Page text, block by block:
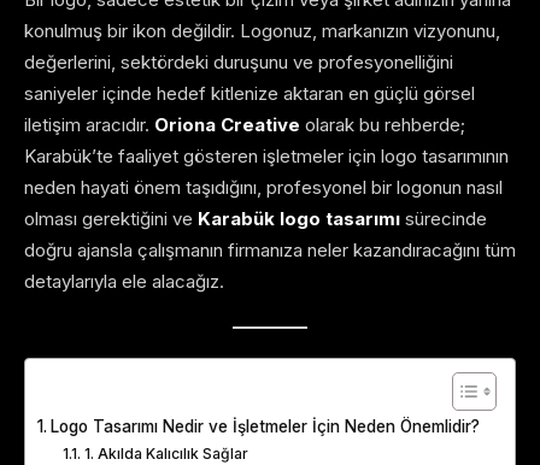
konulmuş bir ikon değildir. Logonuz, markanızın vizyonunu,
değerlerini, sektördeki duruşunu ve profesyonelliğini
saniyeler içinde hedef kitlenize aktaran en güçlü görsel
iletişim aracıdır. Oriona Creative olarak bu rehberde;
Karabük’te faaliyet gösteren işletmeler için logo tasarımının
neden hayati önem taşıdığını, profesyonel bir logonun nasıl
olması gerektiğini ve Karabük logo tasarımı sürecinde
doğru ajansla çalışmanın firmanıza neler kazandıracağını tüm
detaylarıyla ele alacağız.
Logo Tasarımı Nedir ve İşletmeler İçin Neden Önemlidir?
1. Akılda Kalıcılık Sağlar